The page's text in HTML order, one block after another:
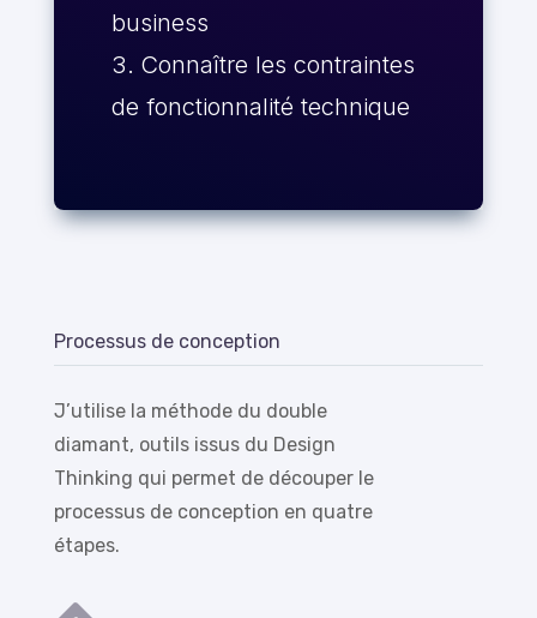
business
Connaître les contraintes
de fonctionnalité technique
Processus de conception
J’utilise la méthode du double
diamant, outils issus du Design
Thinking qui permet de découper le
processus de conception en quatre
étapes.